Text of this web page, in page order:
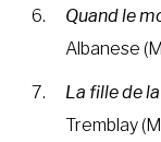
Quand le
Albanese
La fille de
Tremblay